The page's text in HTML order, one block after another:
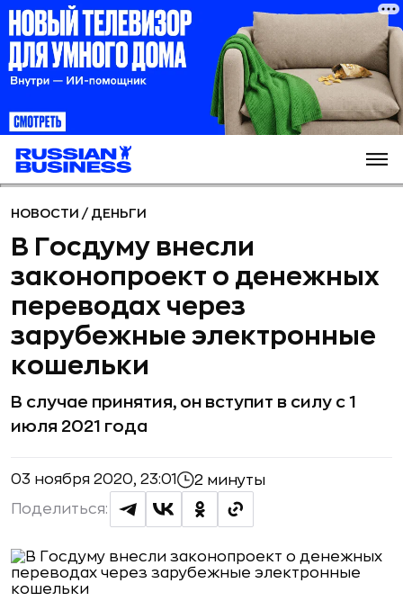
НОВОСТИ / ДЕНЬГИ
В Госдуму внесли
законопроект о денежных
переводах через
зарубежные электронные
кошельки
В случае принятия, он вступит в силу с 1
июля 2021 года
03 ноября 2020, 23:01 2 минуты
Поделиться: